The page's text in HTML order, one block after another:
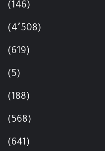
(146)
(4٬508)
(619)
(5)
(188)
(568)
(641)